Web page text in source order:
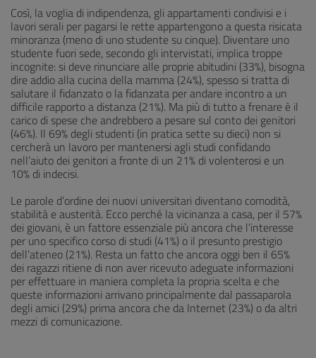
Così, la voglia di indipendenza, gli appartamenti condivisi e i
lavori serali per pagarsi le rette appartengono a questa risicata
minoranza (meno di uno studente su cinque). Diventare uno
studente fuori sede, secondo gli intervistati, implica troppe
incognite: si deve rinunciare alle proprie abitudini (33%), bisogna
dire addio alla cucina della mamma (24%), spesso si tratta di
salutare il fidanzato o la fidanzata per andare incontro a un
difficile rapporto a distanza (21%). Ma più di tutto a frenare è il
carico di spese che andrebbero a pesare sul conto dei genitori
(46%). Il 69% degli studenti (in pratica sette su dieci) non si
cercherà un lavoro per mantenersi agli studi confidando
nell’aiuto dei genitori a fronte di un 21% di volenterosi e un
10% di indecisi.
Le parole d’ordine dei nuovi universitari diventano comodità,
stabilità e austerità. Ecco perché la vicinanza a casa, per il 57%
dei giovani, è un fattore essenziale più ancora che l’interesse
per uno specifico corso di studi (41%) o il presunto prestigio
dell’ateneo (21%). Resta un fatto che ancora oggi ben il 65%
dei ragazzi ritiene di non aver ricevuto adeguate informazioni
per effettuare in maniera completa la propria scelta e che
queste informazioni arrivano principalmente dal passaparola
degli amici (29%) prima ancora che da Internet (23%) o da altri
mezzi di comunicazione.